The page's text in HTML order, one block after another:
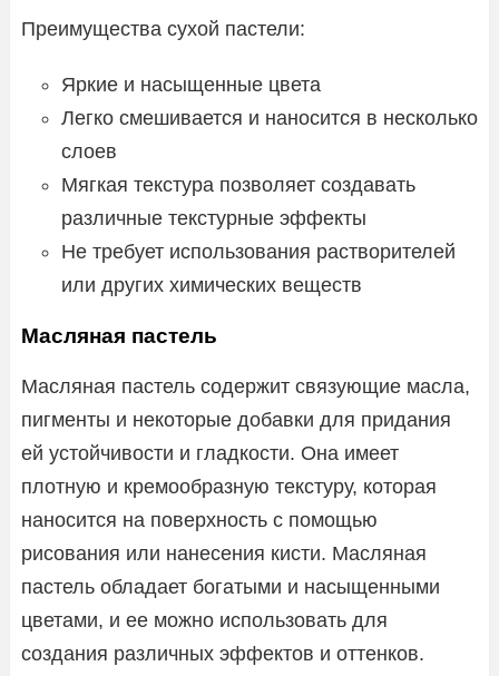
Преимущества сухой пастели:
Яркие и насыщенные цвета
Легко смешивается и наносится в несколько
слоев
Мягкая текстура позволяет создавать
различные текстурные эффекты
Не требует использования растворителей
или других химических веществ
Масляная пастель
Масляная пастель содержит связующие масла,
пигменты и некоторые добавки для придания
ей устойчивости и гладкости. Она имеет
плотную и кремообразную текстуру, которая
наносится на поверхность с помощью
рисования или нанесения кисти. Масляная
пастель обладает богатыми и насыщенными
цветами, и ее можно использовать для
создания различных эффектов и оттенков.